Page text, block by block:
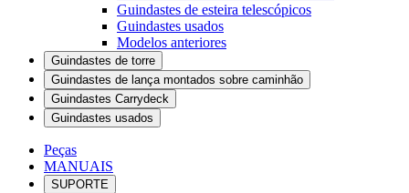
Guindastes de esteira telescópicos
Guindastes usados
Modelos anteriores
Guindastes de torre
Guindastes de lança montados sobre caminhão
Guindastes Carrydeck
Guindastes usados
Peças
MANUAIS
SUPORTE